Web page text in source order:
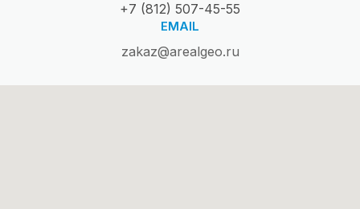
+7 (812) 507-45-55
EMAIL
zakaz@arealgeo.ru